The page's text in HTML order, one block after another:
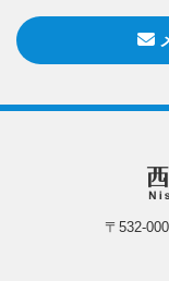
〒532-